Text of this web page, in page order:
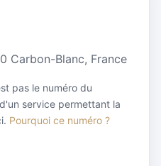
Carbon-Blanc, France
pas le numéro du
service permettant la
Pourquoi ce numéro ?